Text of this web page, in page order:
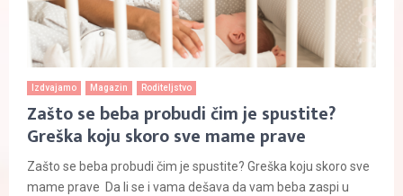
Izdvajamo Magazin Roditeljstvo
Zašto se beba probudi čim je spustite?
Greška koju skoro sve mame prave
Zašto se beba probudi čim je spustite? Greška koju skoro sve
mame prave Da li se i vama dešava da vam beba zaspi u